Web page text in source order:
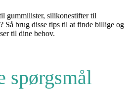
gummilister, silikonestifter til
Så brug disse tips til at finde billige og
til dine behov.
spørgsmål